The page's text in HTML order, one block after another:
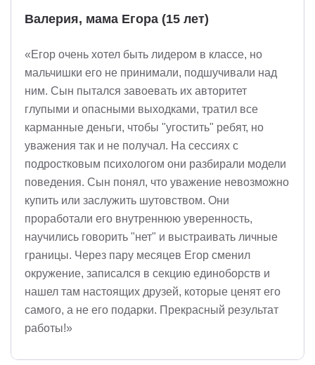
Валерия, мама Егора (15 лет)
«Егор очень хотел быть лидером в классе, но
мальчишки его не принимали, подшучивали над
ним. Сын пытался завоевать их авторитет
глупыми и опасными выходками, тратил все
карманные деньги, чтобы "угостить" ребят, но
уважения так и не получал. На сессиях с
подростковым психологом они разбирали модели
поведения. Сын понял, что уважение невозможно
купить или заслужить шутовством. Они
проработали его внутреннюю уверенность,
научились говорить "нет" и выстраивать личные
границы. Через пару месяцев Егор сменил
окружение, записался в секцию единоборств и
нашел там настоящих друзей, которые ценят его
самого, а не его подарки. Прекрасный результат
работы!»